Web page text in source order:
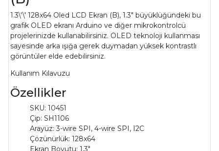
1.3\'\' 128x64 Oled LCD Ekran (B),1.3" büyüklüğündeki bu
grafik OLED ekranı Arduino ve diğer mikrokontrolcü
projelerinizde kullanabilirsiniz. OLED teknoloji kullanması
sayesinde arka ışığa gerek duymadan yüksek kontrastlı
görüntüler elde edebilirsiniz.
Kullanım Kılavuzu
Özellikler
SKU:10451
Çip: SH1106
Arayüz: 3-wire SPI, 4-wire SPI, I2C
Çözünürlük: 128x64
Ekran Boyutu: 1.3"